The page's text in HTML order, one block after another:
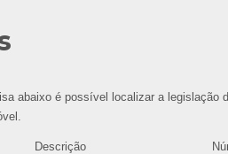
abaixo é possível localizar a
Descrição